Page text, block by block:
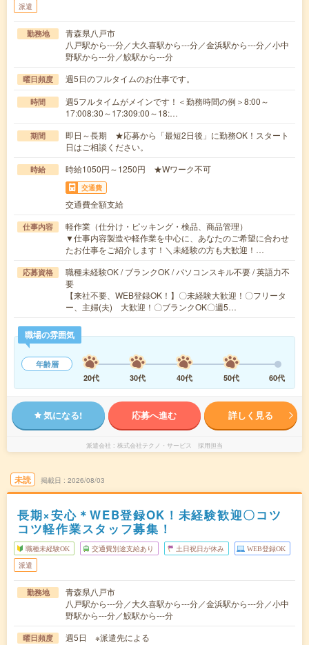
派遣
勤務地
青森県八戸市
八戸駅から---分／大久喜駅から---分／金浜駅から---分／小中
野駅から---分／鮫駅から---分
曜日頻度 週5日のフルタイムのお仕事です。
時間
週5フルタイムがメインです！＜勤務時間の例＞8:00～
17:008:30～17:309:00～18:…
期間
即日～長期 ★応募から「最短2日後」に勤務OK！スタート
日はご相談ください。
時給 時給1050円～1250円 ★Wワーク不可
交通費
交通費全額支給
仕事内容
軽作業（仕分け・ピッキング・検品、商品管理）
▼仕事内容製造や軽作業を中心に、あなたのご希望に合わせ
たお仕事をご紹介します！＼未経験の方も大歓迎！…
応募資格
職種未経験OK / ブランクOK / パソコンスキル不要 / 英語力不
要
【来社不要、WEB登録OK！】〇未経験大歓迎！〇フリータ
ー、主婦(夫) 大歓迎！〇ブランクOK〇週5…
職場の雰囲気
年齢層
20代
30代 40代 50代 60代
気になる! 応募へ進む 詳しく見る
派遣会社 株式会社テクノ・サービス 採用担当
未読 掲載日 2026/08/03
長期×安心＊WEB登録OK！未経験歓迎〇コツ
コツ軽作業スタッフ募集！
職種未経験OK 交通費別途支給あり 土日祝日が休み WEB登録OK
派遣
勤務地
青森県八戸市
八戸駅から---分／大久喜駅から---分／金浜駅から---分／小中
野駅から---分／鮫駅から---分
曜日頻度 週5日 ※派遣先による